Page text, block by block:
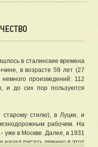
в сталинские времена
в возрасте 59 лет (27
произведений: 112
и до сих пор пользуются
стилю), в Луцке, и
рабочим. На
уже в Москве. Далее, в 1931
начал писать именно в этот